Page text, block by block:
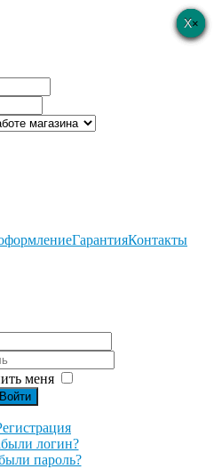
×
ГарантияКонтакты
×
меня
Войти
логин?
пароль?
×
×
×